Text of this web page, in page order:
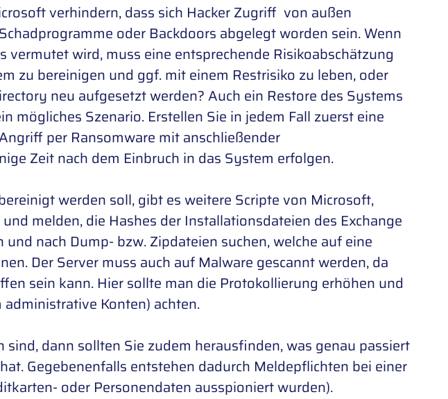
verhindern, dass sich Hacker Zugriff von außen
oder Backdoors abgelegt worden sein. Wenn
wird, muss eine entsprechende Risikoabschätzung
zu bereinigen und ggf. mit einem Restrisiko zu leben, oder
neu aufgesetzt werden? Auch ein Restore des Systems
mögliches Szenario. Erstellen Sie in jedem Fall zuerst eine
per Ransomware mit anschließender
Zeit nach dem Einbruch in das System erfolgen.
werden soll, gibt es weitere Scripte von Microsoft,
melden, die Hashes der Installationsdateien des Exchange
nach Dump- bzw. Zipdateien suchen, welche auf eine
Der Server muss auch auf Malware gescannt werden, da
sein kann. Hier sollte man die Protokollierung erhöhen und
Konten) achten.
sind, dann sollten Sie zudem herausfinden, was genau passiert
Gegebenenfalls entstehen dadurch Meldepflichten bei einer
oder Personendaten ausspioniert wurden).